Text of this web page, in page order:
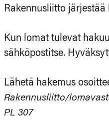
Rakennusliitto
Kun lomat tulevat
sähköpostitse.
Lähetä hakemus
Rakennusliitto/
PL 307